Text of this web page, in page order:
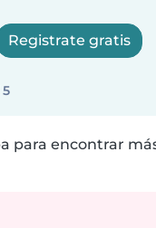
Registrate gratis
para encontrar